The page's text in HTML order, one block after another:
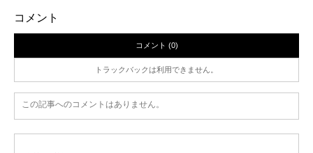
コメント
コメント (0)
トラックバックは利用できません。
この記事へのコメントはありません。